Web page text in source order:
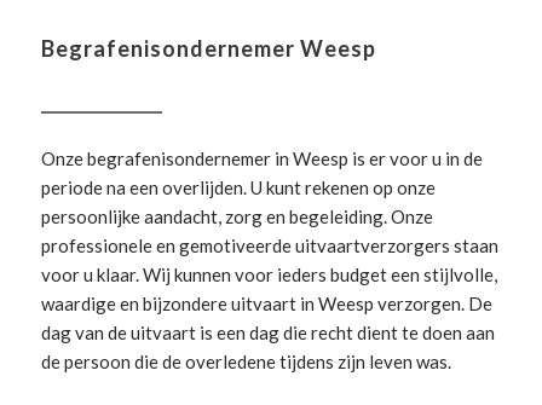
Begrafenisondernemer Weesp
Onze begrafenisondernemer in Weesp is er voor u in de
periode na een overlijden. U kunt rekenen op onze
persoonlijke aandacht, zorg en begeleiding.Onze
professionele en gemotiveerde uitvaartverzorgers staan
voor u klaar. Wij kunnen voor ieders budget een stijlvolle,
waardige en bijzondere uitvaart in Weesp verzorgen. De
dag van de uitvaart is een dag die recht dient te doen aan
de persoon die de overledene tijdens zijn leven was.